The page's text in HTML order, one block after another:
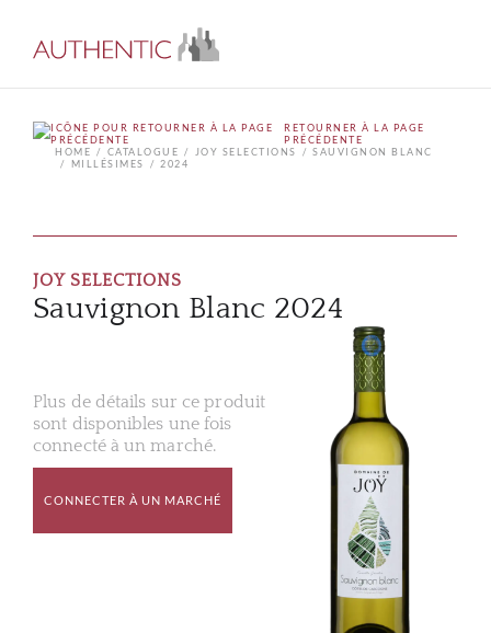
RETOURNER À LA PAGE
PRÉCÉDENTE
HOME
CATALOGUE JOY SELECTIONS
SAUVIGNON BLANC
MILLÉSIMES
2024
JOY SELECTIONS
Sauvignon Blanc 2024
Plus de détails sur ce produit
sont disponibles une fois
connecté à un marché.
CONNECTER À UN MARCHÉ